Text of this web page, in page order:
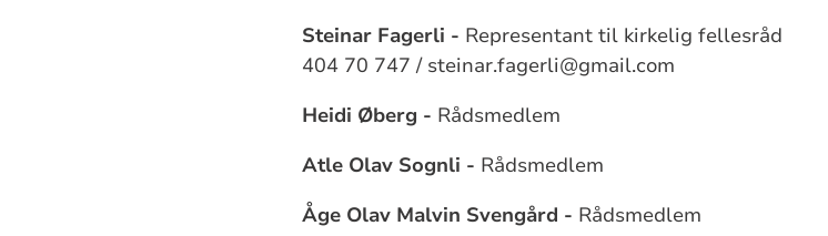
Steinar Fagerli - Representant til kirkelig fellesråd
404 70 747 / steinar.fagerli@gmail.com
Heidi Øberg - Rådsmedlem
Atle Olav Sognli - Rådsmedlem
Åge Olav Malvin Svengård - Rådsmedlem